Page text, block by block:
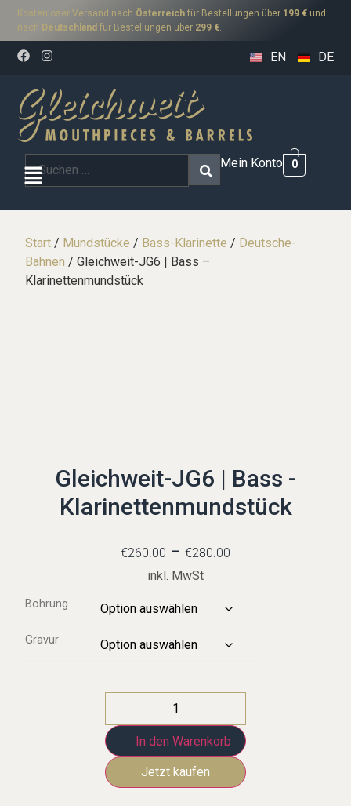
Kostenloser Versand nach Österreich für Bestellungen über 199 € und
nach Deutschland für Bestellungen über 299 €.
EN DE
Mein Konto 0
Start / Mundstücke / Bass-Klarinette / Deutsche-
Bahnen / Gleichweit-JG6 | Bass –
Klarinettenmundstück
Gleichweit-JG6 | Bass -
Klarinettenmundstück
€260.00 – €280.00
inkl. MwSt
Bohrung
Gravur
In den Warenkorb